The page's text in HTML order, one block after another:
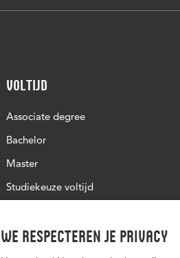
We respecteren je privacy
Voltijd
Associate degree
Bachelor
Master
Studiekeuze voltijd